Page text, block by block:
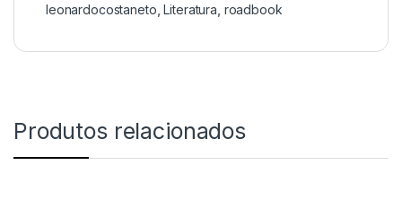
leonardocostaneto ,Literatura roadbook
Produtos relacionados